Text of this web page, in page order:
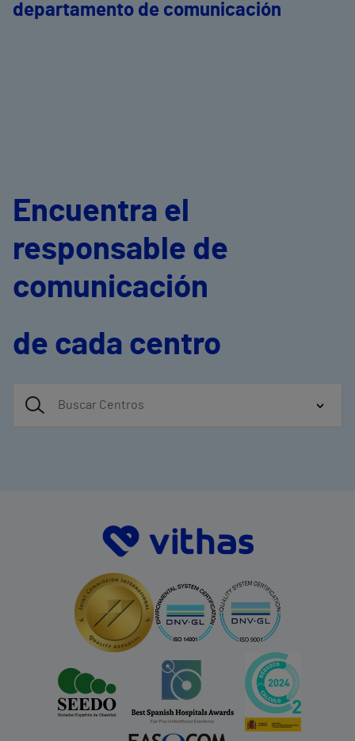
departamento de comunicación
Encuentra el
responsable de
comunicación
de cada centro